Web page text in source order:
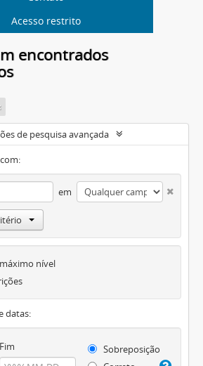
Acesso restrito
encontrados
de pesquisa avançada
em
nível
datas:
Fim
Sobreposição